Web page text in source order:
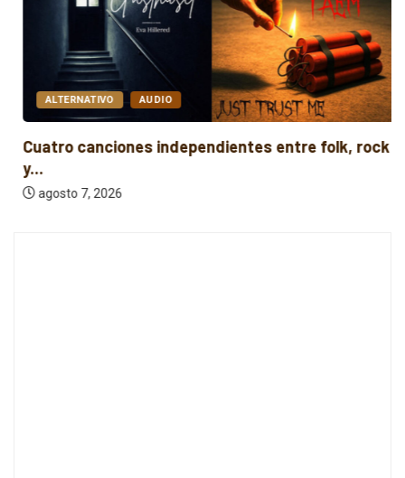
ALTERNATIVO AUDIO
Cuatro canciones independientes entre folk, rock
y...
agosto 7, 2026